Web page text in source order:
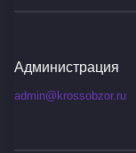
Администрация
admin@krossobzor.ru